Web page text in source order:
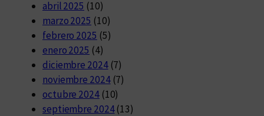
abril 2025 (10)
marzo 2025 (10)
febrero 2025 (5)
enero 2025 (4)
diciembre 2024(7)
noviembre 2024(7)
octubre 2024(10)
septiembre 2024(13)